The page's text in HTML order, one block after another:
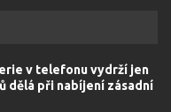
v telefonu vydrží jen
dělá při nabíjení zásadní